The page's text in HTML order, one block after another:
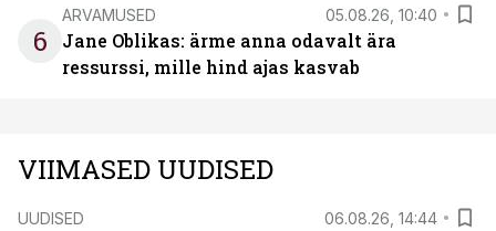
6
ARVAMUSED 05.08.26, 10:40
Jane Oblikas: ärme anna odavalt ära
ressurssi, mille hind ajas kasvab
VIIMASED UUDISED
UUDISED 06.08.26, 14:44